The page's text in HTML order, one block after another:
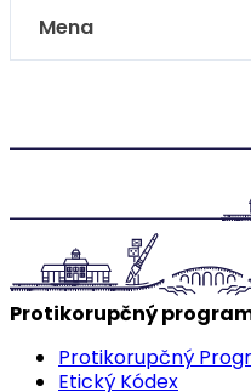
Mena
Protikorupčný
Protikorupčný
Etický Kódex